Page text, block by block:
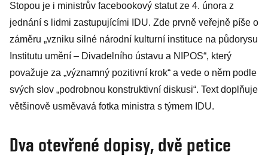
Stopou je i ministrův facebookový statut ze 4. února z
jednání s lidmi zastupujícími IDU. Zde prvně veřejně píše o
záměru „vzniku silné národní kulturní instituce na půdorysu
Institutu umění – Divadelního ústavu a NIPOS“, který
považuje za „významný pozitivní krok“ a vede o něm podle
svých slov „podrobnou konstruktivní diskusi“. Text doplňuje
většinově usměvavá fotka ministra s týmem IDU.
Dva otevřené dopisy, dvě petice